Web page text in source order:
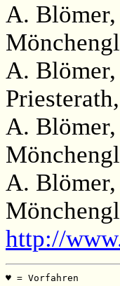
A.
A.
A.
A.
http://
♥ = Vorfahren